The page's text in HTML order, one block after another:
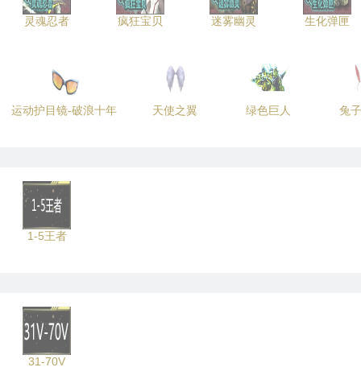
灵魂忍者 疯狂宝贝 迷雾幽灵 生化弹匣
运动护目镜-破浪十年 天使之翼 绿色巨人 兔
1-5王者
31-70V